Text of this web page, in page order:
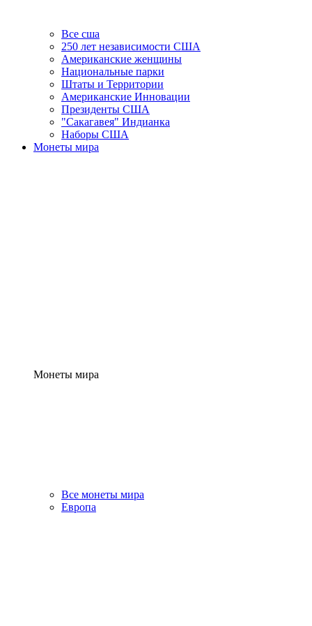
Все сша
250 лет независимости США
Американские женщины
Национальные парки
Штаты и Территории
Американские Инновации
Президенты США
"Сакагавея" Индианка
Наборы США
Монеты мира
Монеты мира
Все монеты мира
Европа